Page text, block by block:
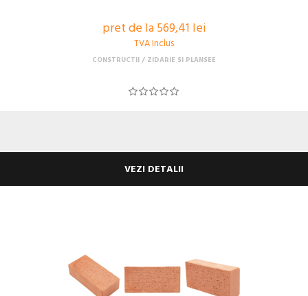
pret de la 569,41 lei
TVA Inclus
CONSTRUCTII ZIDARIE SI PLANSEE
VEZI DETALII